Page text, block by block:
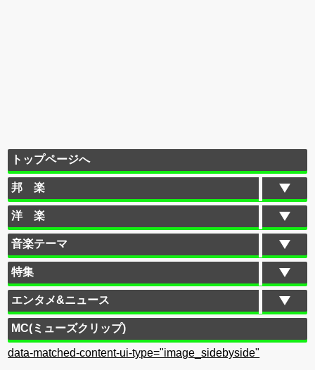
トップページへ
邦 楽
洋 楽
音楽テーマ
特集
エンタメ&ニュース
MC(ミューズクリップ)
data-matched-content-ui-type="image_sidebyside"